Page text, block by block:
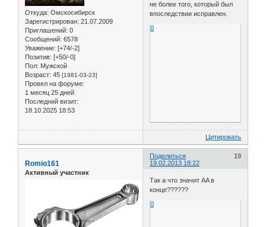
Откуда: Омскосибирск
Зарегистрирован: 21.07.2009
Приглашений: 0
Сообщений: 6578
Уважение: [+74/-2]
Позитив: [+50/-0]
Пол: Мужской
Возраст: 45 [1981-03-23]
Провел на форуме:
1 месяц 25 дней
Последний визит:
18.10.2025 18:53
не более того, который был
впоследствии исправлен.
0
Цитировать
Поделиться
19
19.02.2013 18:22
Romio161
Активный участник
Так а что значит AA в
конце??????
0